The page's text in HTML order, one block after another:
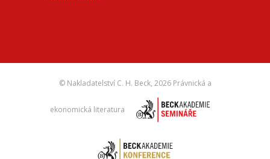
© Nakladatelství C. H. Beck, 2026 Právnická a
ekonomická literatura